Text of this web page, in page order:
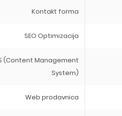
Kontakt forma
SEO Optimizacija
(Content Management
System)
Web prodavnica